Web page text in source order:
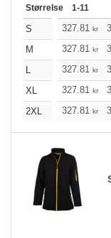
Størrelse 1-11
S 327.81 kr
M
327.81 kr
L
327.81 kr
XL
327.81 kr
2XL
327.81 kr